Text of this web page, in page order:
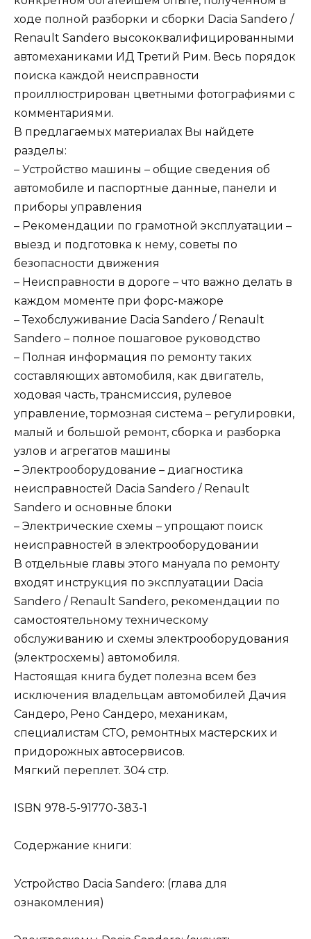
ходе полной разборки и сборки Dacia Sandero /
Renault Sandero высококвалифицированными
автомеханиками ИД Третий Рим. Весь порядок
поиска каждой неисправности
проиллюстрирован цветными фотографиями с
комментариями.
В предлагаемых материалах Вы найдете
разделы:
– Устройство машины – общие сведения об
автомобиле и паспортные данные, панели и
приборы управления
– Рекомендации по грамотной эксплуатации –
выезд и подготовка к нему, советы по
безопасности движения
– Неисправности в дороге – что важно делать в
каждом моменте при форс-мажоре
– Техобслуживание Dacia Sandero / Renault
Sandero – полное пошаговое руководство
– Полная информация по ремонту таких
составляющих автомобиля, как двигатель,
ходовая часть, трансмиссия, рулевое
управление, тормозная система – регулировки,
малый и большой ремонт, сборка и разборка
узлов и агрегатов машины
– Электрооборудование – диагностика
неисправностей Dacia Sandero / Renault
Sandero и основные блоки
– Электрические схемы – упрощают поиск
неисправностей в электрооборудовании
В отдельные главы этого мануала по ремонту
входят инструкция по эксплуатации Dacia
Sandero / Renault Sandero, рекомендации по
самостоятельному техническому
обслуживанию и схемы электрооборудования
(электросхемы) автомобиля.
Настоящая книга будет полезна всем без
исключения владельцам автомобилей Дачия
Сандеро, Рено Сандеро, механикам,
специалистам СТО, ремонтных мастерских и
придорожных автосервисов.
Мягкий переплет. 304 стр.
ISBN 978-5-91770-383-1
Содержание книги:
Устройство Dacia Sandero: (глава для
ознакомления)